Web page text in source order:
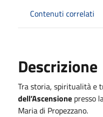
Contenuti correlati
Descrizione
Tra storia, spiritualità e
dell’Ascensione presso
Maria di Propezzano.